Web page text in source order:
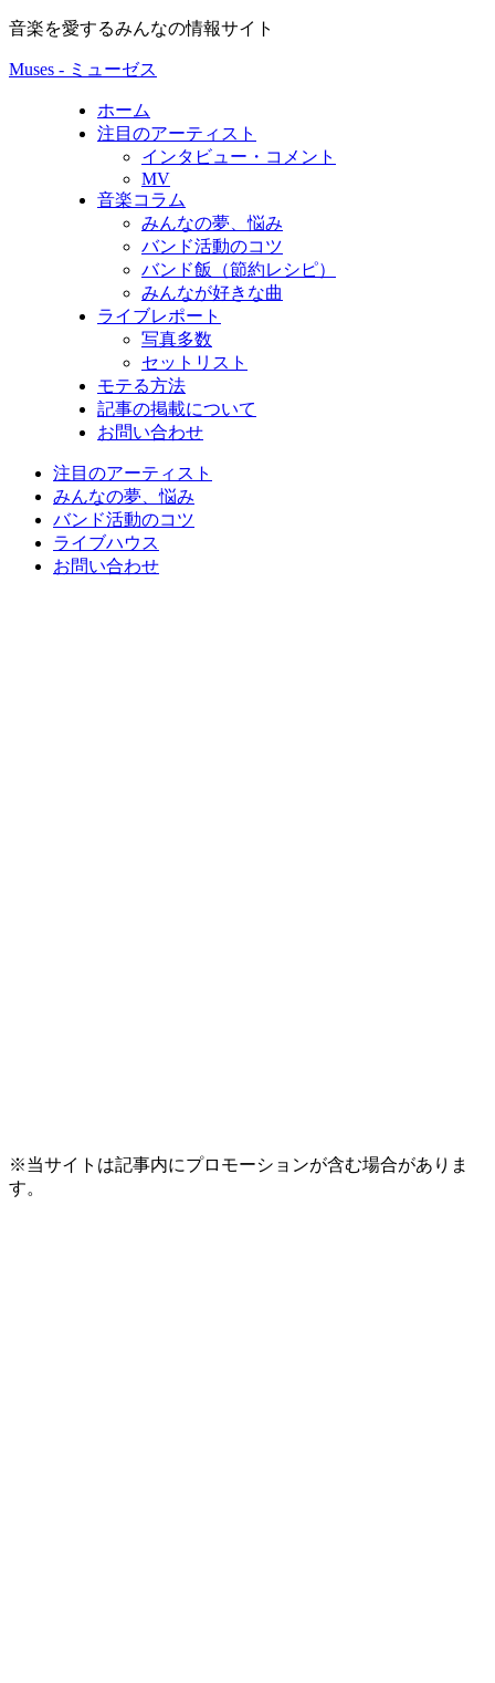
音楽を愛するみんなの情報サイト
Muses - ミューゼス
ホーム
注目のアーティスト
インタビュー・コメント
MV
音楽コラム
みんなの夢、悩み
バンド活動のコツ
バンド飯（節約レシピ）
みんなが好きな曲
ライブレポート
写真多数
セットリスト
モテる方法
記事の掲載について
お問い合わせ
注目のアーティスト
みんなの夢、悩み
バンド活動のコツ
ライブハウス
お問い合わせ
※当サイトは記事内にプロモーションが含む場合がありま
す。